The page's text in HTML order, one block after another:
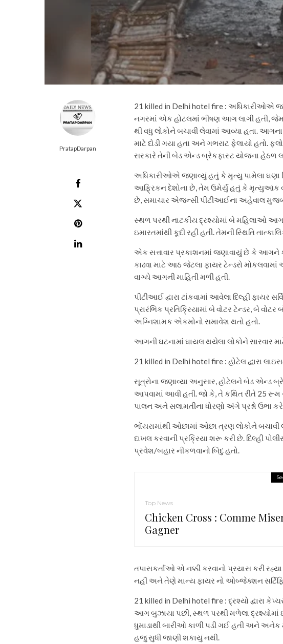
PratapDarpan
21 killed in Delhi hotel fire : અધિકારીઓએ
નગરમાં એક હોટલમાં ભીષણ આગ લાગી હતી,
થી વધુ લોકોને બચાવી લેવામાં આવ્યા હતા. આગના
માટે દોડી ગયા હતા અને ગભરાટ ફેલાયો હતો.
સરકારે તેની બેડ એન્ડ બ્રેકફાસ્ટ યોજના
અધિકારીઓએ જણાવ્યું હતું કે મૃત્યુ પામેલા
આફ્રિકન દેશોના છે, તેમ ઉમેર્યું હતું કે મૃત્યુઆંક
છે, સમાચાર એજન્સી પીટીઆઈના અહેવાલ
સ્થળ પરથી નાટકીય દ્રશ્યોમાં બે મહિલાઓ
ઇમારતમાંથી કૂદી રહી હતી. તેમની સ્થિતિ
એક સત્તાવાર પ્રકાશનમાં જણાવાયું છે કે આગને
કાઢવા માટે આઠ જેટલા ફાયર ટેન્ડરો મોકલવામાં
વાગ્યે આગની માહિતી મળી હતી.
પીટીઆઈ દ્વારા ટાંકવામાં આવેલા દિલ્હી ફાયર
પ્રારંભિક પ્રતિક્રિયામાં બે વોટર ટેન્ડર, બે
અગ્નિશામક એકમોનો સમાવેશ થતો હતો.
આગની ઘટનામાં ઘાયલ થયેલા લોકોને સારવાર
21 killed in Delhi hotel fire : હોટેલ દ્વારા
સૂત્રોના જણાવ્યા અનુસાર, હોટેલને બેડ એન્ડ
આપવામાં આવી હતી. જો કે, તે કથિત રીતે 25 રૂમ
પાલન અને સલામતીના ધોરણો અંગે પ્રશ્નો ઉભા
ભોંયરામાંથી ઓછામાં ઓછા ત્રણ લોકોને બચાવી
દાખલ કરવાની પ્રક્રિયા શરૂ કરી છે. દિલ્હી
પ્રવેશ/બહાર નીકળવાનો બિંદુ હતો.
Top News
Chicken Cross : Comme
Gagner
તપાસકર્તાઓ એ નક્કી કરવાનો પ્રયાસ કરી
નહીં અને તેણે માન્ય ફાયર નો ઓબ્જેક્શન
21 killed in Delhi hotel fire : દ્રશ્યો દ્વારા
આગ બુઝાયા પછી, સ્થળ પરથી મળેલા
ધુમાડાથી બારીઓ કાળી પડી ગઈ હતી અને
હજુ સુધી જાણી શકાયું નથી.